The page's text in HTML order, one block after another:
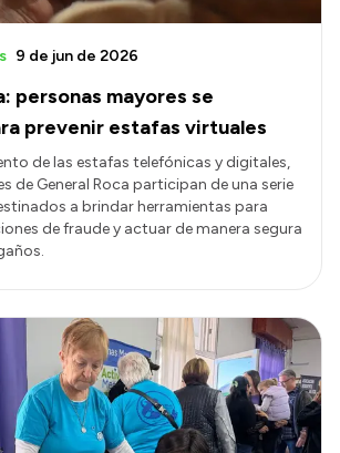
personas mayores se
prevenir estafas virtuales
9 de jun de 2026
de las estafas telefónicas y digitales,
de General Roca participan de una serie
a brindar herramientas para
de fraude y actuar de manera segura